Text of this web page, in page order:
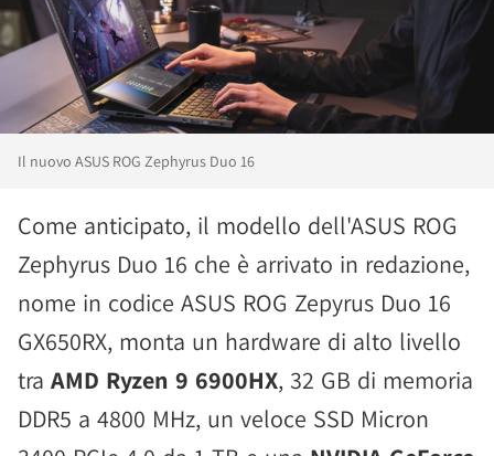
Il nuovo ASUS ROG Zephyrus Duo 16
Come anticipato, il modello dell'ASUS ROG
Zephyrus Duo 16 che è arrivato in redazione,
nome in codice ASUS ROG Zepyrus Duo 16
GX650RX, monta un hardware di alto livello
tra AMD Ryzen 9 6900HX, 32 GB di memoria
DDR5 a 4800 MHz, un veloce SSD Micron